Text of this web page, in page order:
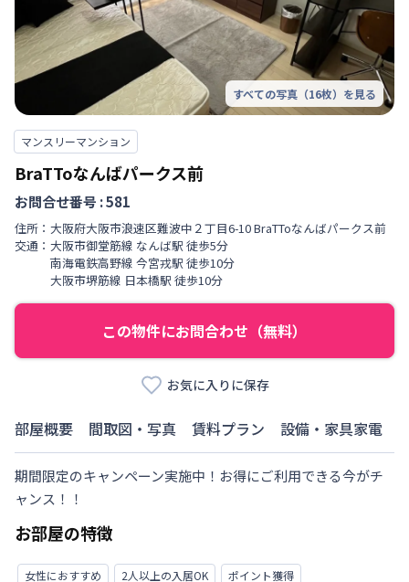
すべての写真（16枚）を見る
マンスリーマンション
BraTToなんばパークス前
お問合せ番号 :581
住所： 大阪府大阪市浪速区難波中 ２丁目6-10 BraTToなんばパークス前
交通： 大阪市御堂筋線 なんば駅 徒歩5分
南海電鉄高野線 今宮戎駅 徒歩10分
大阪市堺筋線 日本橋駅 徒歩10分
この物件にお問合わせ（無料）
お気に入りに保存
部屋概要 間取図・写真 賃料プラン 設備・家具家電
期間限定のキャンペーン実施中！お得にご利用できる今がチ
ャンス！！
お部屋の特徴
女性におすすめ 2人以上の入居OK
ポイント獲得